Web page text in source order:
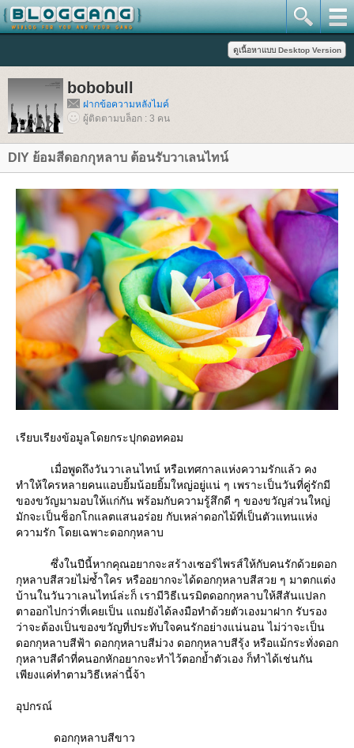
bobobull
ฝากข้อความหลังไมค์
ผู้ติดตามบล็อก : 3 คน
DIY ย้อมสีดอกกุหลาบ ต้อนรับวาเลนไทน์
เรียบเรียงข้อมูลโดยกระปุกดอทคอม
เมื่อพูดถึงวันวาเลนไทน์ หรือเทศกาลแห่งความรักแล้ว คง
ทำให้ใครหลายคนแอบยิ้มน้อยยิ้มใหญ่อยู่แน่ ๆ เพราะเป็นวันที่คู่รักมี
ของขวัญมามอบให้แก่กัน พร้อมกับความรู้สึกดี ๆ ของขวัญส่วนใหญ่
มักจะเป็นช็อกโกแลตแสนอร่อย กับเหล่าดอกไม้ที่เป็นตัวแทนแห่ง
ความรัก โดยเฉพาะดอกกุหลาบ
ซึ่งในปีนี้หากคุณอยากจะสร้างเซอร์ไพรส์ให้กับคนรักด้วยดอก
กุหลาบสีสวยไม่ซ้ำใคร หรืออยากจะได้ดอกกุหลาบสีสวย ๆ มาตกแต่ง
บ้านในวันวาเลนไทน์ล่ะก็ เรามีวิธีเนรมิตดอกกุหลาบให้สีสันแปลก
ตาออกไปกว่าที่เคยเป็น แถมยังได้ลงมือทำด้วยตัวเองมาฝาก รับรอง
ว่าจะต้องเป็นของขวัญที่ประทับใจคนรักอย่างแน่นอน ไม่ว่าจะเป็น
ดอกกุหลาบสีฟ้า ดอกกุหลาบสีม่วง ดอกกุหลาบสีรุ้ง หรือแม้กระทั่งดอก
กุหลาบสีดำที่คนอกหักอยากจะทำไว้ตอกย้ำตัวเอง ก็ทำได้เช่นกัน
เพียงแค่ทำตามวิธีเหล่านี้จ้า
อุปกรณ์
ดอกกุหลาบสีขาว